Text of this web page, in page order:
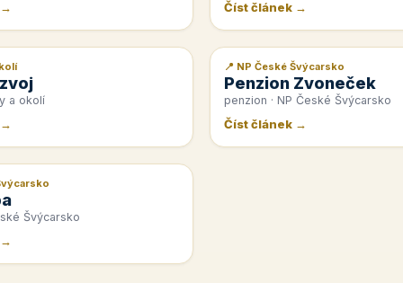
Číst článek →
a okolí
📰 PR článek
📍 NP České Švýcarsko
Penzion Zvoneček
penzion · NP České Švýcarsko
Číst článek →
Švýcarsko